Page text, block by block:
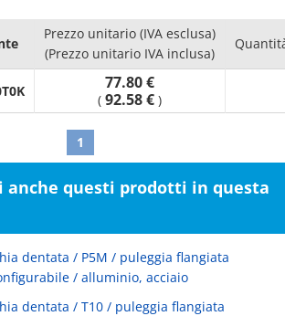
Prezzo unitario (IVA esclusa)
(Prezzo unitario IVA inclusa)
77.80 €
( 92.58 € )
1
anche questi prodotti in questa
dentata / P5M / puleggia flangiata
/ alluminio, acciaio
dentata / T10 / puleggia flangiata